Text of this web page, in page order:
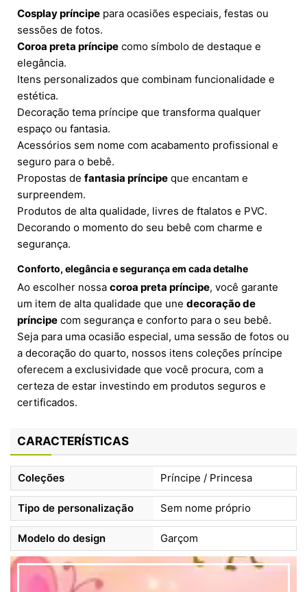
Cosplay príncipe para ocasiões especiais, festas ou
sessões de fotos.
Coroa preta príncipe como símbolo de destaque e
elegância.
Itens personalizados que combinam funcionalidade e
estética.
Decoração tema príncipe que transforma qualquer
espaço ou fantasia.
Acessórios sem nome com acabamento profissional e
seguro para o bebê.
Propostas de fantasia príncipe que encantam e
surpreendem.
Produtos de alta qualidade, livres de ftalatos e PVC.
Decorando o momento do seu bebê com charme e
segurança.
Conforto, elegância e segurança em cada detalhe
Ao escolher nossa coroa preta príncipe, você garante
um item de alta qualidade que une decoração de
príncipe com segurança e conforto para o seu bebê.
Seja para uma ocasião especial, uma sessão de fotos ou
a decoração do quarto, nossos itens coleções príncipe
oferecem a exclusividade que você procura, com a
certeza de estar investindo em produtos seguros e
certificados.
CARACTERÍSTICAS
Coleções Príncipe / Princesa
Tipo de personalização Sem nome próprio
Modelo do design Garçom